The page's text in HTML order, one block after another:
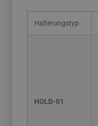
Halterungstyp
HOLD-01